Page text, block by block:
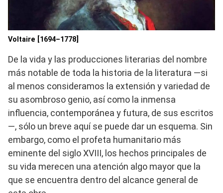
Voltaire [1694–1778]
De la vida y las producciones literarias del nombre
más notable de toda la historia de la literatura —si
al menos consideramos la extensión y variedad de
su asombroso genio, así como la inmensa
influencia, contemporánea y futura, de sus escritos
—, sólo un breve aquí se puede dar un esquema. Sin
embargo, como el profeta humanitario más
eminente del siglo XVIII, los hechos principales de
su vida merecen una atención algo mayor que la
que se encuentra dentro del alcance general de